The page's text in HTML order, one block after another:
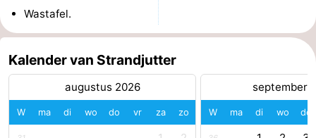
adressen
Regio
Zeeland
Walcheren
Wastafel.
Kalender van Strandjutter
augustus 2026
W ma di wo do vr za zo
september
W ma di wo do